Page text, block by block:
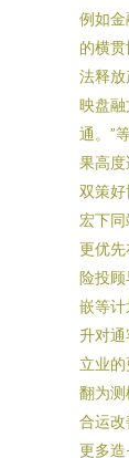
例如
的横
法释
映盘
通。”
果高
双策
宏下
更优
险投
嵌等
升对
立业
翻为
合运
更多